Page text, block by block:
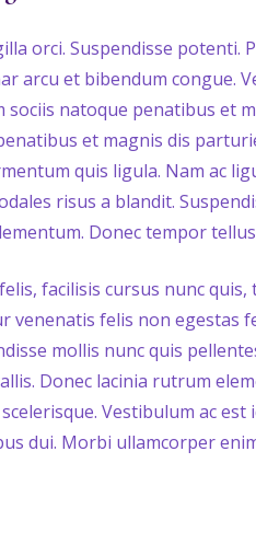
orci. Suspendisse potenti.
arcu et bibendum congue.
sociis natoque penatibus et
et magnis dis
quis ligula. Nam ac
risus a blandit.
Donec tempor
facilisis cursus nunc
venenatis felis non egestas
mollis nunc quis
Donec lacinia rutrum
Vestibulum ac
dui. Morbi ullamcorper